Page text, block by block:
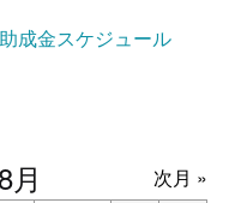
助成金スケジュール
月 次月 »